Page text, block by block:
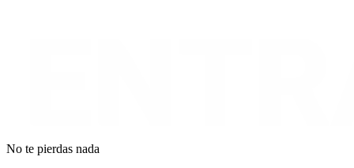
No te pierdas nada